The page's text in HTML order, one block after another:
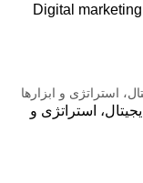
Digital
استراتژی و